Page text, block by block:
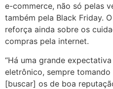
e-commerce, não só pelas
também pela Black Friday.
reforça ainda sobre os
compras pela internet.
“Há uma grande
eletrônico, sempre
[buscar] os de boa